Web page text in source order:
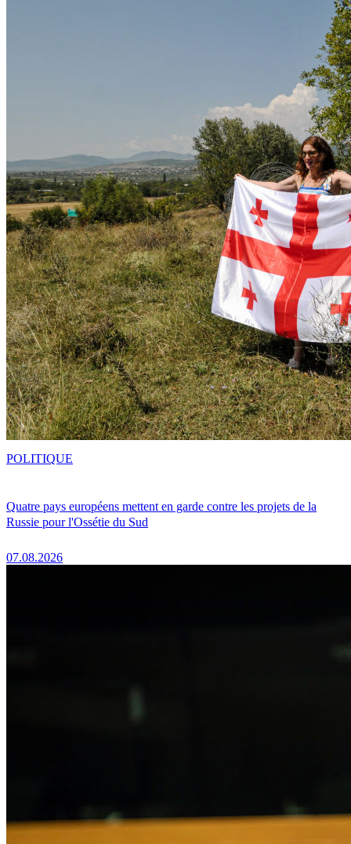
Quatre pays européens mettent en garde contre les projets de la
Russie pour l'Ossétie du Sud
07.08.2026
POLITIQUE